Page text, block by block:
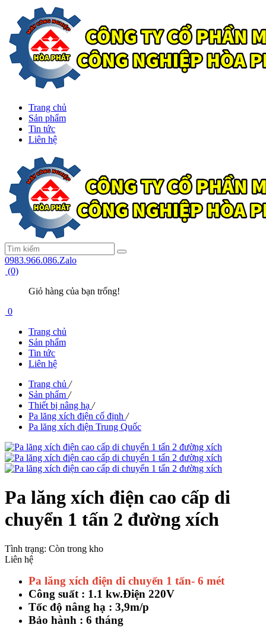
Trang chủ
Sản phẩm
Tin tức
Liên hệ
0983.966.086.Zalo
(0)
Giỏ hàng của bạn trống!
0
Trang chủ
Sản phẩm
Tin tức
Liên hệ
Trang chủ /
Sản phẩm /
Thiết bị nâng hạ /
Pa lăng xích điện cố định /
Pa lăng xích điện Trung Quốc
Pa lăng xích điện cao cấp di
chuyển 1 tấn 2 đường xích
Tình trạng: Còn trong kho
Liên hệ
Pa lăng xích điện di chuyển 1 tấn- 6 mét
Công suất : 1.1 kw.Điện 220V
Tốc độ nâng hạ : 3,9m/p
Bảo hành : 6 tháng